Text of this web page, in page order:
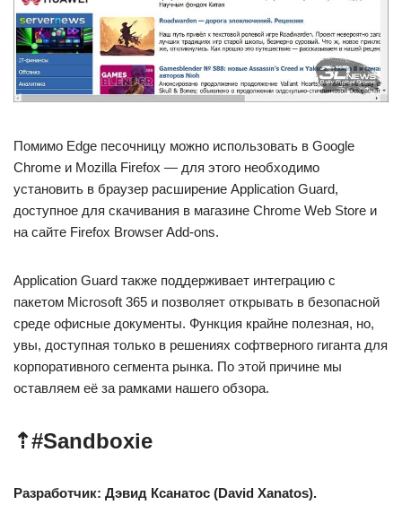
Помимо Edge песочницу можно использовать в Google
Chrome и Mozilla Firefox — для этого необходимо
установить в браузер расширение Application Guard,
доступное для скачивания в магазине Chrome Web Store и
на сайте Firefox Browser Add-ons.
Application Guard также поддерживает интеграцию с
пакетом Microsoft 365 и позволяет открывать в безопасной
среде офисные документы. Функция крайне полезная, но,
увы, доступная только в решениях софтверного гиганта для
корпоративного сегмента рынка. По этой причине мы
оставляем её за рамками нашего обзора.
⇡#Sandboxie
Разработчик: Дэвид Ксанатос (David Xanatos).